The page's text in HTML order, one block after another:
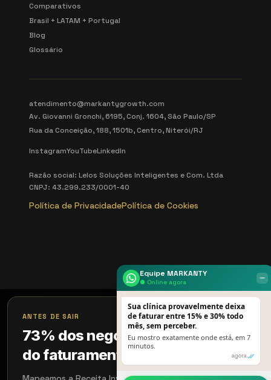
Comparativos
Brasil + LATAM + Portugal
Blog
Glossário
atendimento@markantygrowth.com
Av. Giovanni Gronchi, 6195, Conj. 1604, São Paulo/SP
Rua da Conceição, 188, 1501b, Centro, Niterói/RJ
InstagramYouTubeLinkedIn
Razão social: Lelos Soluções Inteligentes e Com. Ltda
CNPJ: 43.299.233/0001-40
Política de PrivacidadePolítica de Cookies
ANTES DE SAIR
73% dos negócios perdem 18%
do faturamento sem perceber
Equipe MARKANTY
● Online agora ‒
Sua clínica provavelmente deixa
de faturar entre 15% e 30% todo
mês, sem perceber.
Eu mostro exatamente onde está, em 7
minutos.
agora